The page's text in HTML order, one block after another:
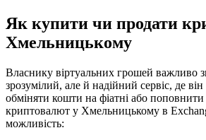
Як купити чи продати
Хмельницькому
Власнику віртуальних грошей важливо
зрозумілий, але й надійний сервіс, де
обміняти кошти на фіатні або
криптовалют у Хмельницькому в
можливість: